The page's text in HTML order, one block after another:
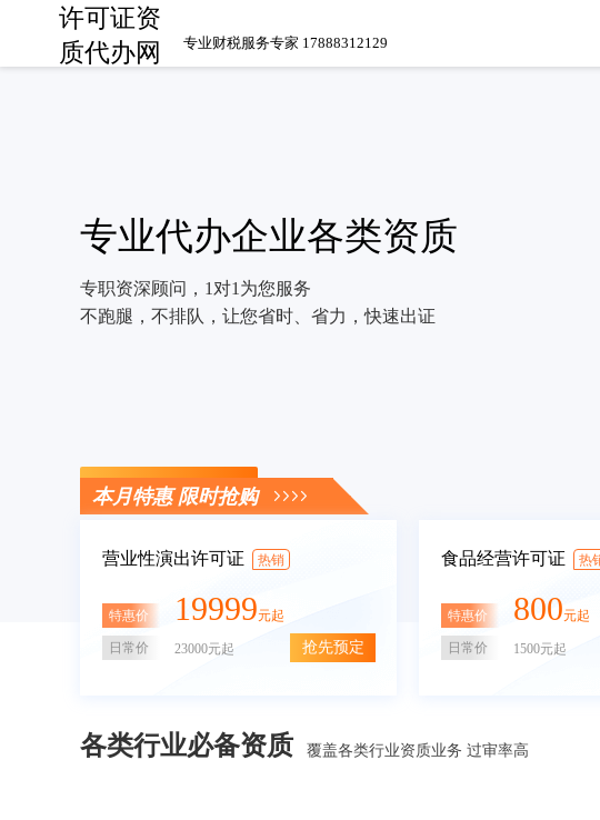
许可证资
质代办网
专业财税服务专家 17888312129
专业代办企业各类资质
专职资深顾问，1对1为您服务
不跑腿，不排队，让您省时、省力，快速出证
立即咨询
本月特惠 限时抢购
营业性演出许可证 热销
特惠价 19999元起
日常价 23000元起 抢先预定
食品经营许可证 热
特惠价 800元起
日常价 1500元起
各类行业必备资质 覆盖各类行业资质业务 过审率高